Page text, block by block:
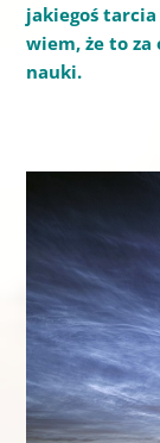
jakiegoś tarcia
wiem, że to za
nauki.